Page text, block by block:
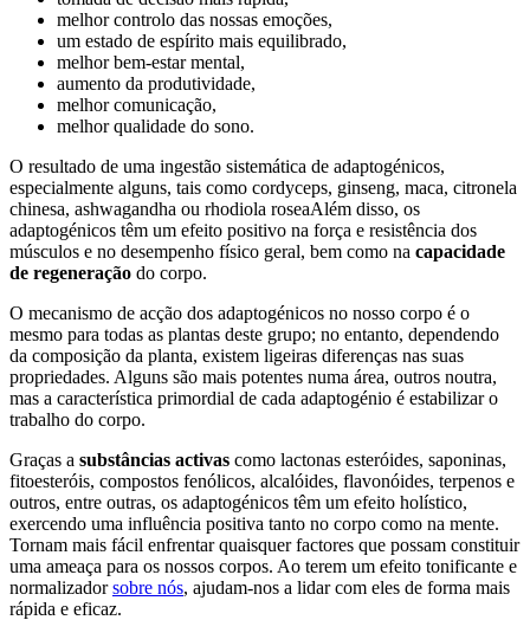
melhor controlo das nossas emoções,
um estado de espírito mais equilibrado,
melhor bem-estar mental,
aumento da produtividade,
melhor comunicação,
melhor qualidade do sono.
O resultado de uma ingestão sistemática de adaptogénicos,
especialmente alguns, tais como cordyceps, ginseng, maca, citronela
chinesa, ashwagandha ou rhodiola roseaAlém disso, os
adaptogénicos têm um efeito positivo na força e resistência dos
músculos e no desempenho físico geral, bem como na capacidade
de regeneração do corpo.
O mecanismo de acção dos adaptogénicos no nosso corpo é o
mesmo para todas as plantas deste grupo; no entanto, dependendo
da composição da planta, existem ligeiras diferenças nas suas
propriedades. Alguns são mais potentes numa área, outros noutra,
mas a característica primordial de cada adaptogénio é estabilizar o
trabalho do corpo.
Graças a substâncias activas como lactonas esteróides, saponinas,
fitoesteróis, compostos fenólicos, alcalóides, flavonóides, terpenos e
outros, entre outras, os adaptogénicos têm um efeito holístico,
exercendo uma influência positiva tanto no corpo como na mente.
Tornam mais fácil enfrentar quaisquer factores que possam constituir
uma ameaça para os nossos corpos. Ao terem um efeito tonificante e
normalizadorsobre nós, ajudam-nos a lidar com eles de forma mais
rápida e eficaz.